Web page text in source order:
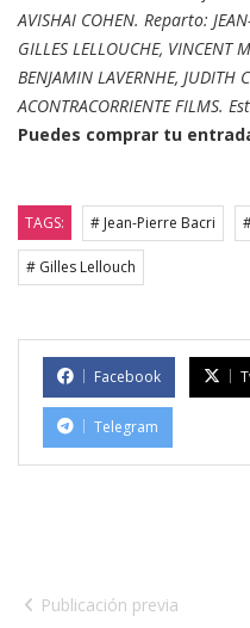
AVISHAI COHEN. Reparto:
GILLES LELLOUCHE, VINCENT
BENJAMIN LAVERNHE,
ACONTRACORRIENTE FILMS.
Puedes comprar tu
TAGS: # Jean-Pierre Bacri
# Gilles Lellouch
Facebook
Telegram
Publicación previa